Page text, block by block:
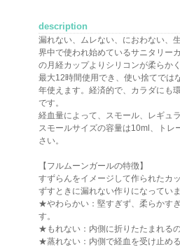
description
漏れない、ムレない、におわない、
界中で使われ始めているサニタリー
の月経カップよりシリコンが柔らか
最大12時間使用でき、使い捨てでは
年使えます。経済的で、カラダにも
です。
経血量によって、スモール、レギュ
スモールサイズの容量は10ml、トレ
さい。
【フルムーンガールの特徴】
すずらんをイメージして作られたカ
ずすときに漏れない作りになっていま
★やわらかい：堅すぎず、柔らかす
す。
★もれない：内側に折りたたまれる
★蒸れない：内側で経血を受け止め